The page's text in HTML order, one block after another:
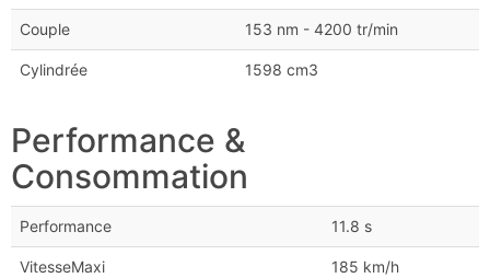
Couple 153 nm - 4200 tr/min
Cylindrée 1598 cm3
Performance &
Consommation
Performance 11.8 s
VitesseMaxi 185 km/h